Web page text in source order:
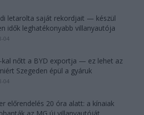
letarolta saját rekordjait — készül
idők leghatékonyabb villanyautója
04
kal nőtt a BYD exportja — ez lehet az
Szegeden épül a gyáruk
04
előrendelés 20 óra alatt: a kínaiak
az MG új villanyautóját